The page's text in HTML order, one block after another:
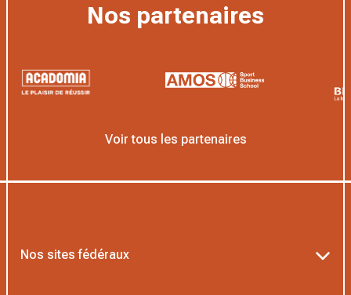
Nos partenaires
Voir tous les partenaires
Nos sites fédéraux